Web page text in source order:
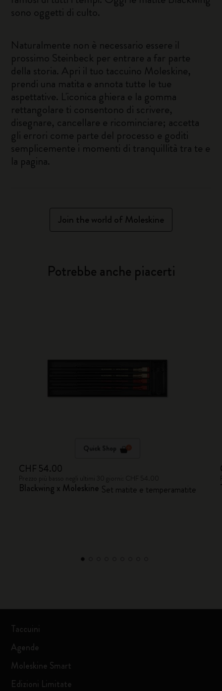
sono oggetti di culto.
Naturalmente non è necessario essere il
prossimo Steinbeck per entrare a far parte
della storia. Apri il tuo taccuino Moleskine,
prendi una matita e annota tutte le tue
aspettative. L'iconica ghiera e la gomma
rettangolare ti consentono di scrivere,
disegnare, cancellare e ricominciare; accetta
gli errori come parte del processo e goditi
semplicemente i momenti di tranquillità tra te e
la pagina.
Join the world of Moleskine
Potrebbe anche piacerti
Quick Shop
CHF 54.00
Blackwing x Moleskine Set matite e temperamatite
Taccuini
Agende
Moleskine Smart
Edizioni Limitate